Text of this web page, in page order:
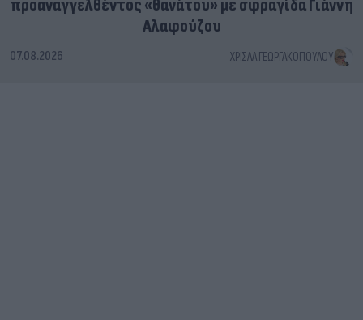
προαναγγελθέντος «θανάτου» με σφραγίδα Γιάννη
Αλαφούζου
07.08.2026 ΧΡΊΣΛΑ ΓΕΩΡΓΑΚΟΠΟΎΛΟΥ